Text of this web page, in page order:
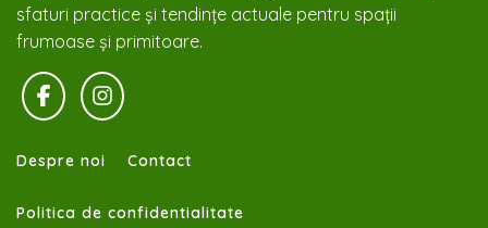
sfaturi practice și tendințe actuale pentru spații
frumoase și primitoare.
Despre noi Contact
Politica de confidentialitate